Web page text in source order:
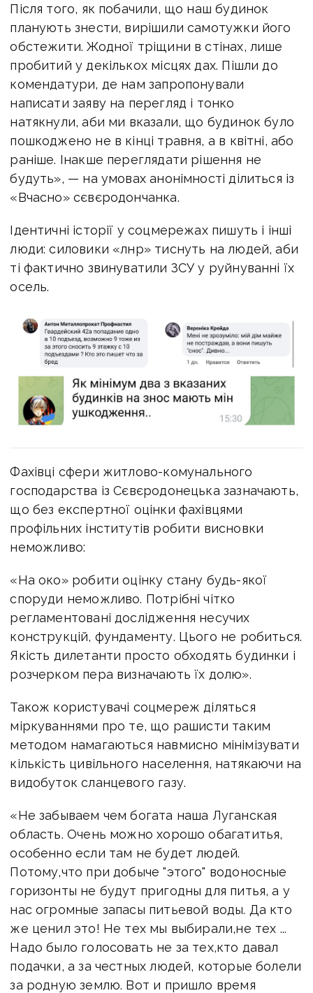
Після того, як побачили, що наш будинок
планують знести, вирішили самотужки його
обстежити. Жодної тріщини в стінах, лише
пробитий у декількох місцях дах. Пішли до
комендатури, де нам запропонували
написати заяву на перегляд і тонко
натякнули, аби ми вказали, що будинок було
пошкоджено не в кінці травня, а в квітні, або
раніше. Інакше переглядати рішення не
будуть», — на умовах анонімності ділиться із
«Вчасно» сєвєродончанка.
Ідентичні історії у соцмережах пишуть і інші
люди: силовики «лнр» тиснуть на людей, аби
ті фактично звинуватили ЗСУ у руйнуванні їх
осель.
Фахівці сфери житлово-комунального
господарства із Сєвєродонецька зазначають,
що без експертної оцінки фахівцями
профільних інститутів робити висновки
неможливо:
«На око» робити оцінку стану будь-якої
споруди неможливо. Потрібні чітко
регламентовані дослідження несучих
конструкцій, фундаменту. Цього не робиться.
Якість дилетанти просто обходять будинки і
розчерком пера визначають їх долю».
Також користувачі соцмереж діляться
міркуваннями про те, що рашисти таким
методом намагаються навмисно мінімізувати
кількість цивільного населення, натякаючи на
видобуток сланцевого газу.
«Не забываем чем богата наша Луганская
область. Очень можно хорошо обагатитья,
особенно если там не будет людей.
Потому,что при добыче "этого" водоносные
горизонты не будут пригодны для питья, а у
нас огромные запасы питьевой воды. Да кто
же ценил это! Не тех мы выбирали,не тех ...
Надо было голосовать не за тех,кто давал
подачки, а за честных людей, которые болели
за родную землю. Вот и пришло время